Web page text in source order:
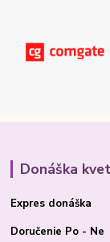
Donáška
Expres donáška
Doručenie Po - Ne